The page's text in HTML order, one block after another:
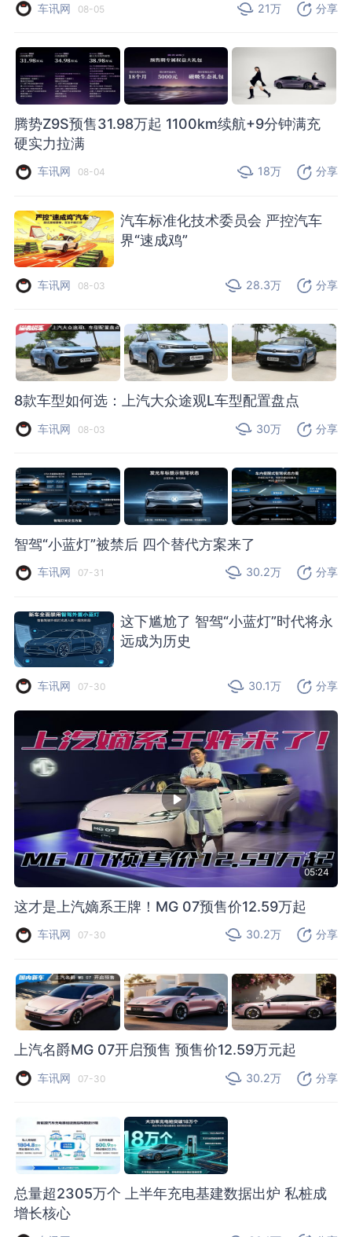
车讯网 08-05 21万 分享
腾势Z9S预售31.98万起 1100km续航+9分钟满充
硬实力拉满
车讯网 08-04 18万 分享
汽车标准化技术委员会 严控汽车
界“速成鸡”
车讯网 08-03 28.3万 分享
8款车型如何选：上汽大众途观L车型配置盘点
车讯网 08-03 30万 分享
智驾“小蓝灯”被禁后 四个替代方案来了
车讯网 07-31 30.2万 分享
这下尴尬了 智驾“小蓝灯”时代将永
远成为历史
车讯网 07-30 30.1万 分享
05:24
这才是上汽嫡系王牌！MG 07预售价12.59万起
车讯网 07-30 30.2万 分享
上汽名爵MG 07开启预售 预售价12.59万元起
车讯网 07-30 30.2万 分享
总量超2305万个 上半年充电基建数据出炉 私桩成
增长核心